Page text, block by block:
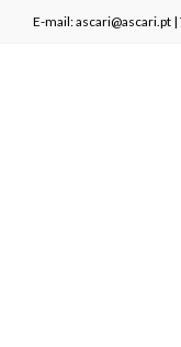
E-mail: ascari@ascari.pt